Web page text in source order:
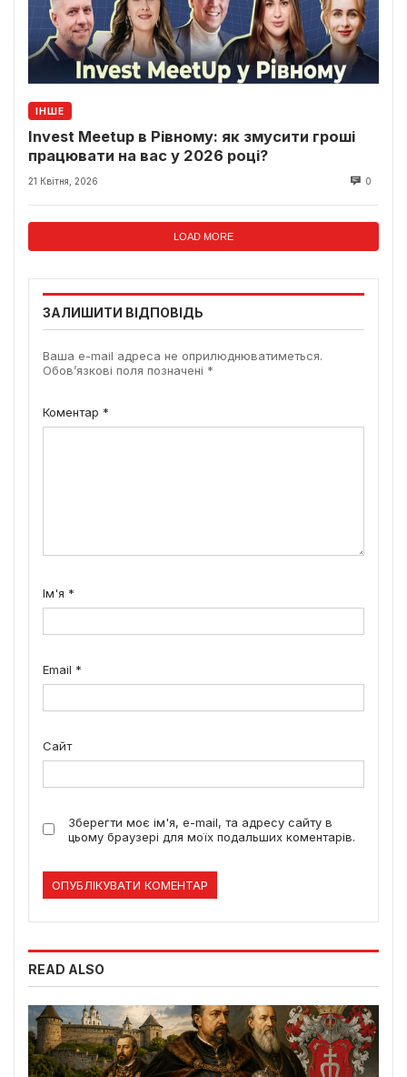
ІНШЕ
Invest Meetup в Рівному: як змусити гроші
працювати на вас у 2026 році?
21 Квітня, 2026 0
LOAD MORE
ЗАЛИШИТИ ВІДПОВІДЬ
Ваша e-mail адреса не оприлюднюватиметься.
Обов’язкові поля позначені *
Коментар *
Ім'я *
Email *
Сайт
Зберегти моє ім'я, e-mail, та адресу сайту в
цьому браузері для моїх подальших коментарів.
READ ALSO